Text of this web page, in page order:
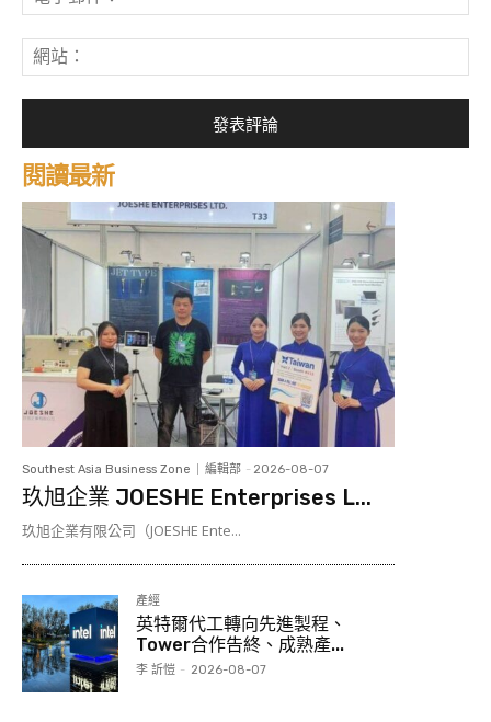
子
郵
*站
閱讀最新
Southest Asia Business Zone 編輯部 - 2026-08-07
玖旭企業 JOESHE Enterprises L...
玖旭企業有限公司（JOESHE Ente...
產經
英特爾代工轉向先進製程、
Tower合作告終、成熟產...
李 訢愷 - 2026-08-07